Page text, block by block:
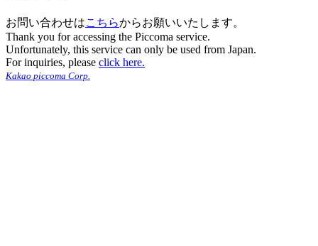
お問い合わせはこちらからお願いいたします。
Thank you for accessing the Piccoma service.
Unfortunately, this service can only be used from Japan.
For inquiries, please click here.
Kakao piccoma Corp.